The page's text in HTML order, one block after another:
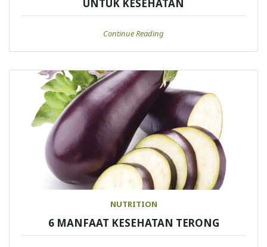
UNTUK KESEHATAN
Continue Reading
NUTRITION
6 MANFAAT KESEHATAN TERONG